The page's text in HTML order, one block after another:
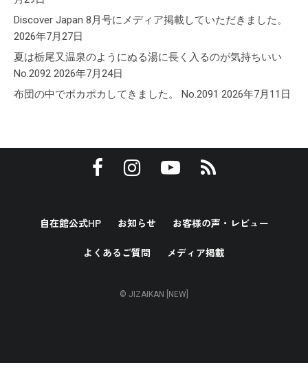
Discover Japan 8月号にメディア掲載していただきました。
2026年7月27日
夏は栃尾又温泉のようにぬる湯に長く入るのが気持ちいい
No.2092 2026年7月24日
布団の中でポカポカしてきました。 No.2091 2026年7月11日
自在館公式HP お知らせ お客様の声・レビュー
よくあるご質問 メディア掲載
© JIZAIKAN [NEW]